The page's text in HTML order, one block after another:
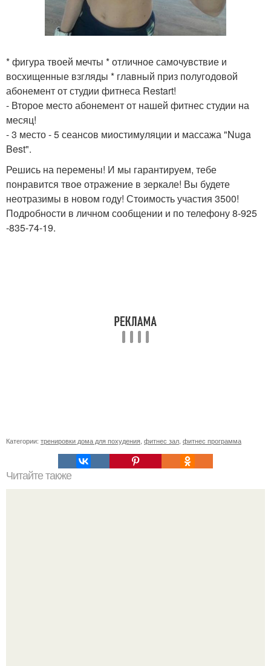
* фигура твоей мечты * отличное самочувствие и
восхищенные взгляды * главный приз полугодовой
абонемент от студии фитнеса Restart!
- Второе место абонемент от нашей фитнес студии на
месяц!
- 3 место - 5 сеансов миостимуляции и массажа "Nuga
Best".
Решись на перемены! И мы гарантируем, тебе
понравится твое отражение в зеркале! Вы будете
неотразимы в новом году! Стоимость участия 3500!
Подробности в личном сообщении и по телефону 8-925
-835-74-19.
Категории: тренировки дома для похудения фитнес зал фитнес программа
Читайте также